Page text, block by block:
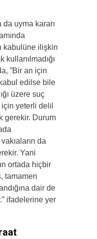
uyma kararı
kabulüne ilişkin
”Bir an için
edilse bile
üzere suç
için yeterli delil
gerekir. Durum
da
Yani
ortada hiçbir
tamamen
dair de
ifadelerine yer